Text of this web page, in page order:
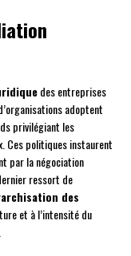
des entreprises
adoptent
privilégiant les
Ces politiques instaurent
par la négociation
ressort de
des
et à l’intensité du